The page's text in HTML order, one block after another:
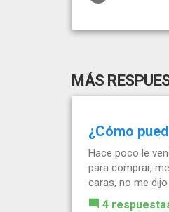
MÁS
¿Cómo
Hace poco le
para comprar,
caras, no me
4